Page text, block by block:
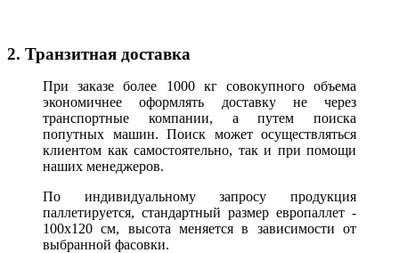
2. Транзитная доставка
При заказе более 1000 кг совокупного объема
экономичнее оформлять доставку не через
транспортные компании, а путем поиска
попутных машин. Поиск может осуществляться
клиентом как самостоятельно, так и при помощи
наших менеджеров.
По индивидуальному запросу продукция
паллетируется, стандартный размер европаллет -
100х120 см, высота меняется в зависимости от
выбранной фасовки.